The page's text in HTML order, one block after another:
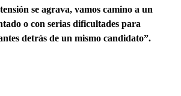
se agrava, vamos camino a un
o con serias dificultades para
detrás de un mismo candidato”.